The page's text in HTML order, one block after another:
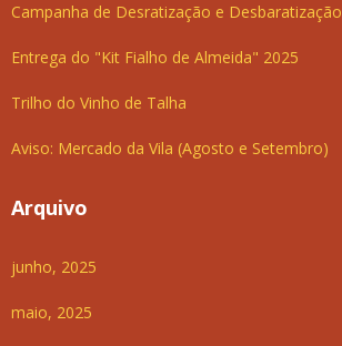
Campanha de Desratização e Desbaratização
Entrega do "Kit Fialho de Almeida" 2025
Trilho do Vinho de Talha
Aviso: Mercado da Vila (Agosto e Setembro)
Arquivo
junho, 2025
maio, 2025